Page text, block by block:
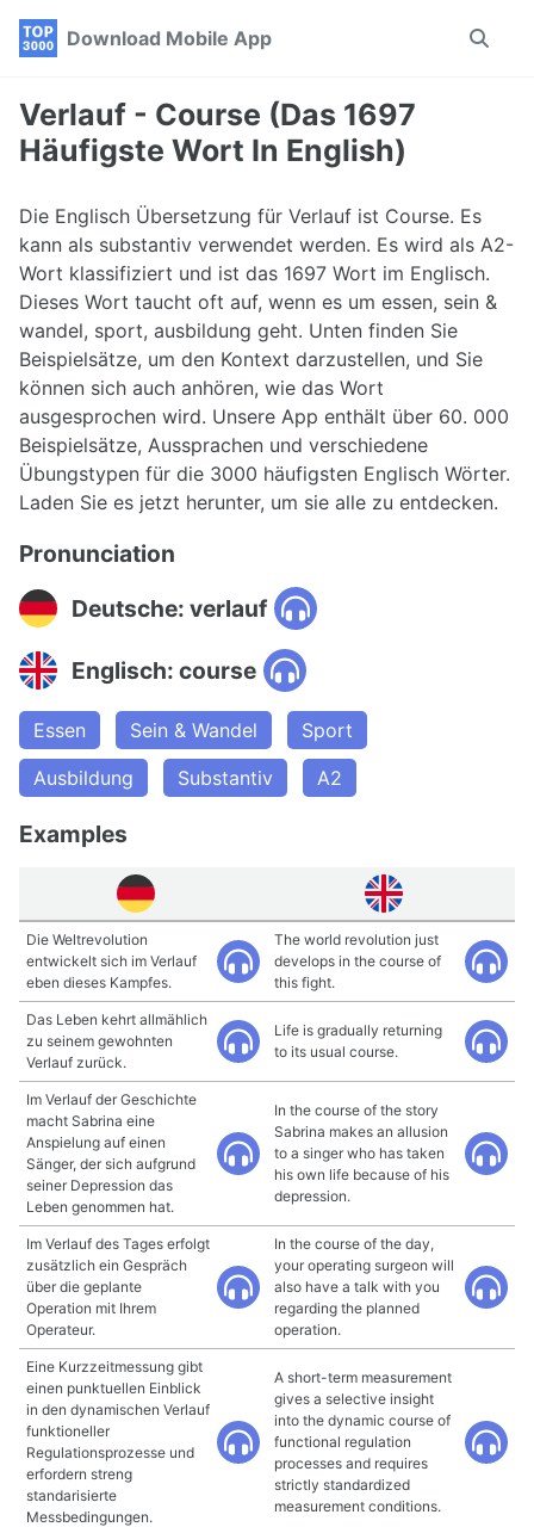
Skip
navigation
Skip
Skip
Download Mobile App
Toggle
Verlauf - Course (Das 1697
Häufigste Wort In English)
Die Englisch Übersetzung für Verlauf ist Course. Es
kann als substantiv verwendet werden. Es wird als A2-
Wort klassifiziert und ist das 1697 Wort im Englisch.
Dieses Wort taucht oft auf, wenn es um essen, sein &
wandel, sport, ausbildung geht. Unten finden Sie
Beispielsätze, um den Kontext darzustellen, und Sie
können sich auch anhören, wie das Wort
ausgesprochen wird. Unsere App enthält über 60. 000
Beispielsätze, Aussprachen und verschiedene
Übungstypen für die 3000 häufigsten Englisch Wörter.
Laden Sie es jetzt herunter, um sie alle zu entdecken.
Pronunciation
Deutsche: verlauf
Englisch: course
Essen Sein & Wandel
Sport
Ausbildung
Substantiv A2
Examples
Die Weltrevolution
entwickelt sich im Verlauf
eben dieses Kampfes.
The world revolution just
develops in the course of
this fight.
Das Leben kehrt allmählich
zu seinem gewohnten
Verlauf zurück.
Life is gradually returning
to its usual course.
Im Verlauf der Geschichte
macht Sabrina eine
Anspielung auf einen
Sänger, der sich aufgrund
seiner Depression das
Leben genommen hat.
In the course of the story
Sabrina makes an allusion
to a singer who has taken
his own life because of his
depression.
Im Verlauf des Tages erfolgt
zusätzlich ein Gespräch
über die geplante
Operation mit Ihrem
Operateur.
In the course of the day,
your operating surgeon will
also have a talk with you
regarding the planned
operation.
Eine Kurzzeitmessung gibt
einen punktuellen Einblick
in den dynamischen Verlauf
funktioneller
Regulationsprozesse und
erfordern streng
standarisierte
Messbedingungen.
A short-term measurement
gives a selective insight
into the dynamic course of
functional regulation
processes and requires
strictly standardized
measurement conditions.